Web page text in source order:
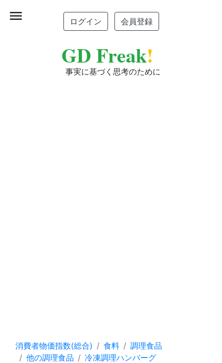
ログイン 会員登録
GD Freak!
事実に基づく思考のために
menu
消費者物価指数(総合) 食料
調理食品
他の調理食品
冷凍調理ハンバーグ